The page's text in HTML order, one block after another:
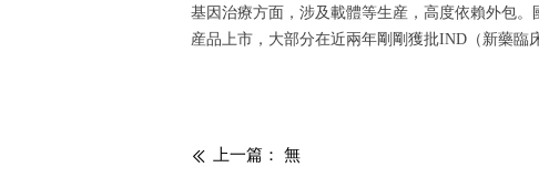
基因治療方面，涉及載體等生産，高度依賴外包
産品上市，大部分在近兩年剛剛獲批IND（新藥臨
ꅃ 上一篇： 無